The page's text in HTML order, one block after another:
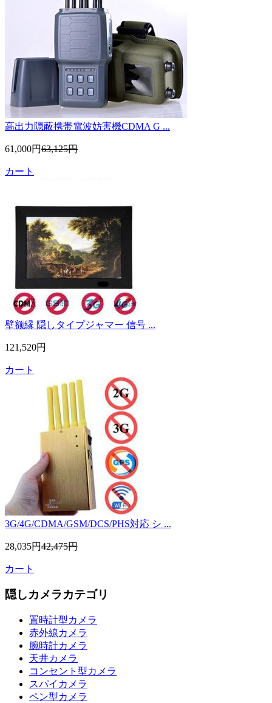
高出力隠蔽携帯電波妨害機CDMA G ...
61,000円63,125円
カート
壁额縁 隠しタイプジャマー 信号 ...
121,520円
カート
3G/4G/CDMA/GSM/DCS/PHS対応 シ ...
28,035円42,475円
カート
隠しカメラカテゴリ
置時計型カメラ
赤外線カメラ
腕時計カメラ
天井カメラ
コンセント型カメラ
スパイカメラ
ペン型カメラ